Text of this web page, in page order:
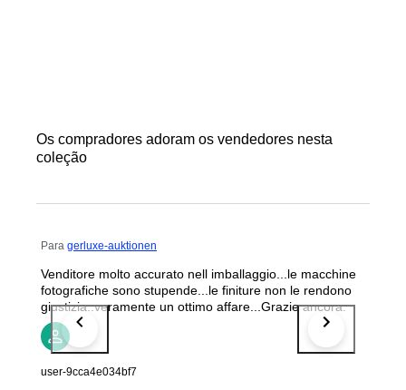
Os compradores adoram os vendedores nesta
coleção
Para gerluxe-auktionen
Venditore molto accurato nell imballaggio...le macchine
fotografiche sono stupende...le finiture non le rendono
giustizia..veramente un ottimo affare...Grazie ancora.
user-9cca4e034bf7